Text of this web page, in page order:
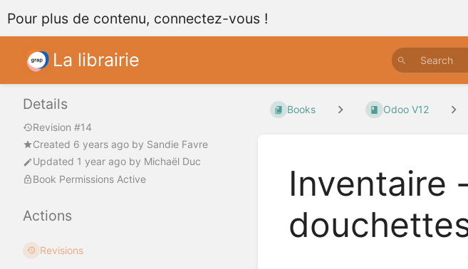
Pour plus de contenu, connectez-vous !
La librairie
Details
Revision #14
Created 6 years ago by Sandie Favre
Updated 1 year ago by Michaël Duc
Book Permissions Active
Actions
Revisions
Books Odoo V12
Inventaire